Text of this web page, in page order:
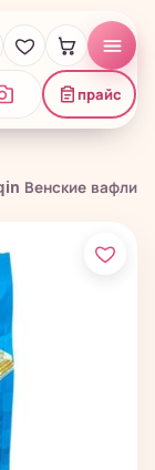
прайс
Венские вафли